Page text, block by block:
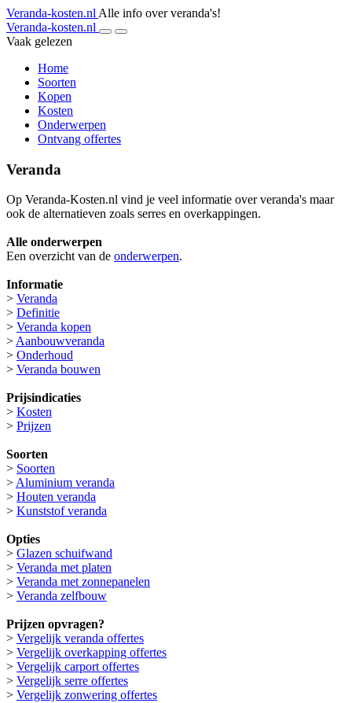
Veranda-kosten.nl Alle info over veranda's!
Veranda-kosten.nl
Vaak gelezen
Home
Soorten
Kopen
Kosten
Onderwerpen
Ontvang offertes
Veranda
Op Veranda-Kosten.nl vind je veel informatie over veranda's maar
ook de alternatieven zoals serres en overkappingen.
Alle onderwerpen
Een overzicht van de onderwerpen.
Informatie
> Veranda
> Definitie
> Veranda kopen
>Aanbouwveranda
> Onderhoud
> Veranda bouwen
Prijsindicaties
> Kosten
> Prijzen
Soorten
> Soorten
>Aluminium veranda
> Houten veranda
> Kunststof veranda
Opties
> Glazen schuifwand
> Veranda met platen
> Veranda met zonnepanelen
> Veranda zelfbouw
Prijzen opvragen?
> Vergelijk veranda offertes
> Vergelijk overkapping offertes
> Vergelijk carport offertes
> Vergelijk serre offertes
> Vergelijk zonwering offertes